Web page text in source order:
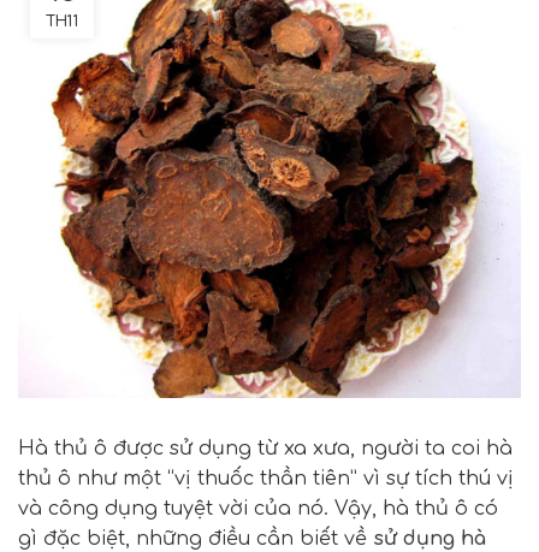
TH11
Hà thủ ô được sử dụng từ xa xưa, người ta coi hà
thủ ô như một “vị thuốc thần tiên” vì sự tích thú vị
và công dụng tuyệt vời của nó. Vậy, hà thủ ô có
gì đặc biệt, những điều cần biết về sử dụng hà